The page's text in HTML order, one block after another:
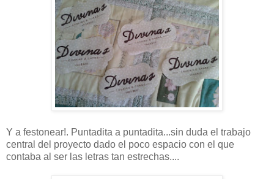
Y a festonear!. Puntadita a puntadita...sin duda el trabajo
central del proyecto dado el poco espacio con el que
contaba al ser las letras tan estrechas....